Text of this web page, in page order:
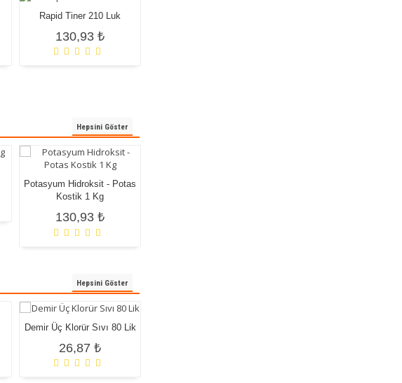
Rapid Tiner 210 Luk
130,93 ₺
Hepsini Göster
Potasyum Hidroksit - Potas
Kostik 1 Kg
130,93 ₺
Hepsini Göster
Demir Üç Klorür Sıvı 80 Lik
26,87 ₺